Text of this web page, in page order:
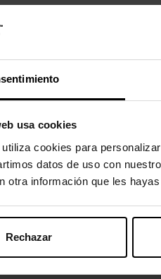
usa cookies
cookies para
datos de uso con
otra información que les
Rechazar
produto também
-20%